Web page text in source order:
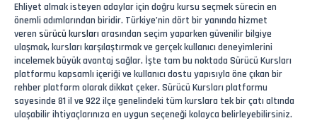
Ehliyet almak isteyen adaylar için doğru kursu seçmek sürecin en
önemli adımlarından biridir. Türkiye’nin dört bir yanında hizmet
veren sürücü kursları arasından seçim yaparken güvenilir bilgiye
ulaşmak, kursları karşılaştırmak ve gerçek kullanıcı deneyimlerini
incelemek büyük avantaj sağlar. İşte tam bu noktada Sürücü Kursları
platformu kapsamlı içeriği ve kullanıcı dostu yapısıyla öne çıkan bir
rehber platform olarak dikkat çeker. Sürücü Kursları platformu
sayesinde 81 il ve 922 ilçe genelindeki tüm kurslara tek bir çatı altında
ulaşabilir ihtiyaçlarınıza en uygun seçeneği kolayca belirleyebilirsiniz.